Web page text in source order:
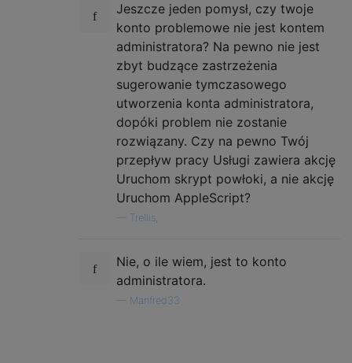
Jeszcze jeden pomysł, czy twoje
konto problemowe nie jest kontem
administratora? Na pewno nie jest
zbyt budzące zastrzeżenia
sugerowanie tymczasowego
utworzenia konta administratora,
dopóki problem nie zostanie
rozwiązany. Czy na pewno Twój
przepływ pracy Usługi zawiera akcję
Uruchom skrypt powłoki, a nie akcję
Uruchom AppleScript?
Trellis,
Nie, o ile wiem, jest to konto
administratora.
Manfred33